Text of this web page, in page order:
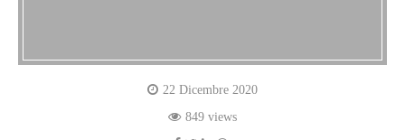
22 Dicembre 2020
849 views